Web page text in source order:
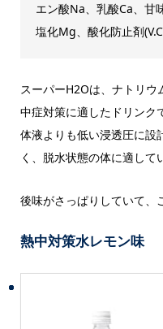
エン酸Na、乳酸Ca、甘
塩化Mg、酸化防止剤
スーパーH2Oは、ナトリ
中症対策に適したドリンク
体液よりも低い浸透圧に設
く、脱水状態の体に適して
後味がさっぱりしていて、
熱中対策水レモン味